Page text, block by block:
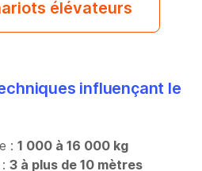
élévateurs
influençant le
: 1 000 à 16 000 kg
3 à plus de 10 mètres